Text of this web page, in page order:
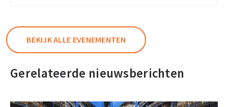
BEKIJK ALLE EVENEMENTEN
Gerelateerde nieuwsberichten